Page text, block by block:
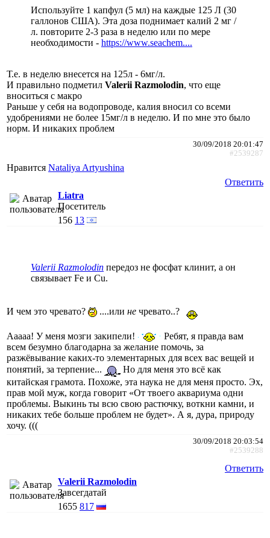
Используйте 1 капфул (5 мл) на каждые 125 Л (30
галлонов США). Эта доза поднимает калий 2 мг /
л. повторите 2-3 раза в неделю или по мере
необходимости - https://www.seachem....
Т.е. в неделю внесется на 125л - 6мг/л.
И правильно подметил Valerii Razmolodin, что еще
вноситься с макро
Раньше у себя на водопроводе, калия вносил со всеми
удобрениями не более 15мг/л в неделю. И по мне это было
норм. И никаких проблем
30/09/2018 20:01:47
#2539287
Нравится Nataliya Artyushina
Ответить
Liatra
Посетитель
156 13
Valerii Razmolodin передоз не фосфат клинит, а он
связывает Fe и Cu.
И чем это чревато? ....или не чревато..?
Ааааа! У меня мозги закипели!
Ребят, я правда вам
всем безумно благодарна за желание помочь, за
разжёвывание каких-то элементарных для всех вас вещей и
понятий, за терпение...
Но для меня это всё как
китайская грамота. Похоже, эта наука не для меня просто. Эх,
прав мой муж, когда говорит «От твоего аквариума одни
проблемы. Выкинь ты всю свою растючку, воткни камни, и
никаких тебе больше проблем не будет». А я, дура, природу
хочу. (((
30/09/2018 20:03:54
#2539288
Ответить
Valerii Razmolodin
Завсегдатай
1655 817